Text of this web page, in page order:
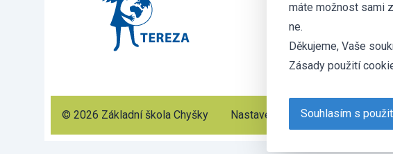
© 2026 Základní škola Chyšky Nastavení cookies
máte možnost sami
ne.
Děkujeme, Vaše
Zásady použití
Souhlasím s